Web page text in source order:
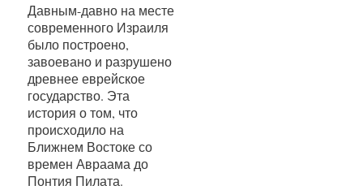
Давным-давно на месте
современного Израиля
было построено,
завоевано и разрушено
древнее еврейское
государство. Эта
история о том, что
происходило на
Ближнем Востоке со
времен Авраама до
Понтия Пилата.